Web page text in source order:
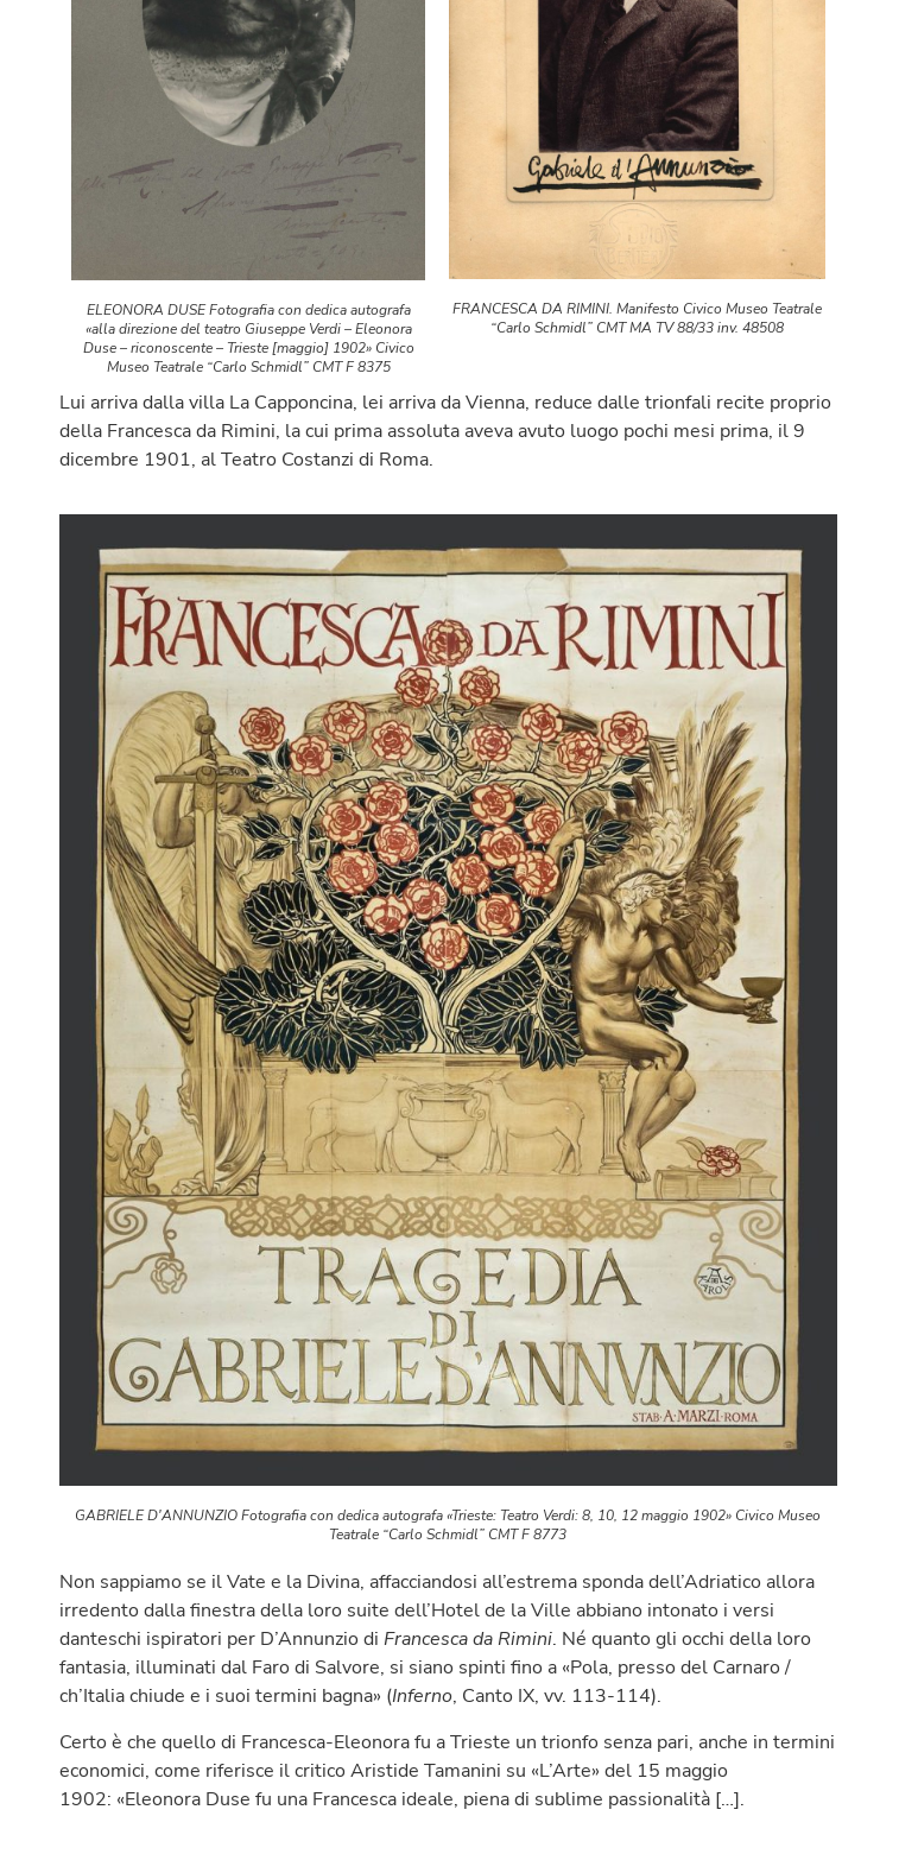
ELEONORA DUSE Fotografia con dedica autografa
«alla direzione del teatro Giuseppe Verdi – Eleonora
Duse – riconoscente – Trieste [maggio] 1902» Civico
Museo Teatrale “Carlo Schmidl” CMT F 8375
FRANCESCA DA RIMINI. Manifesto Civico Museo Teatrale
“Carlo Schmidl” CMT MA TV 88/33 inv. 48508
Lui arriva dalla villa La Capponcina, lei arriva da Vienna, reduce dalle trionfali recite proprio
della Francesca da Rimini, la cui prima assoluta aveva avuto luogo pochi mesi prima, il 9
dicembre 1901, al Teatro Costanzi di Roma.
GABRIELE D'ANNUNZIO Fotografia con dedica autografa «Trieste: Teatro Verdi: 8, 10, 12 maggio 1902» Civico Museo
Teatrale “Carlo Schmidl” CMT F 8773
Non sappiamo se il Vate e la Divina, affacciandosi all’estrema sponda dell’Adriatico allora
irredento dalla finestra della loro suite dell’Hotel de la Ville abbiano intonato i versi
danteschi ispiratori per D’Annunzio di Francesca da Rimini. Né quanto gli occhi della loro
fantasia, illuminati dal Faro di Salvore, si siano spinti fino a «Pola, presso del Carnaro /
ch’Italia chiude e i suoi termini bagna» (Inferno, Canto IX, vv. 113-114).
Certo è che quello di Francesca-Eleonora fu a Trieste un trionfo senza pari, anche in termini
economici, come riferisce il critico Aristide Tamanini su «L’Arte» del 15 maggio
1902: «Eleonora Duse fu una Francesca ideale, piena di sublime passionalità […].